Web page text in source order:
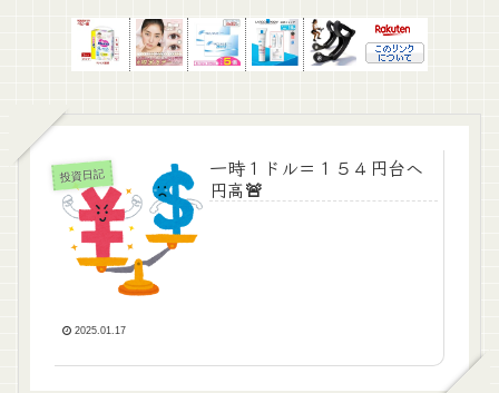
投資日記
一時１ドル＝１５４円台へ
円高🚨
2025.01.17